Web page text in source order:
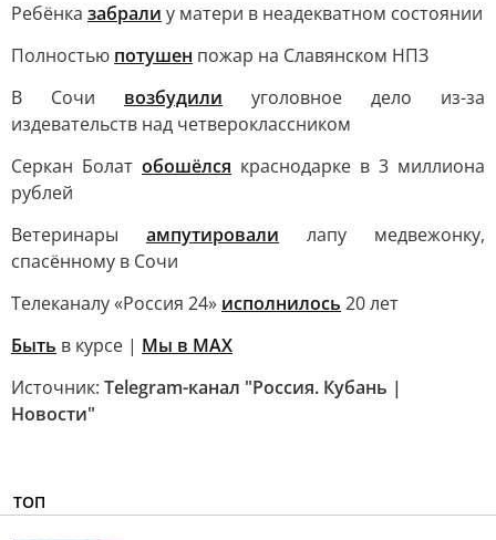
Ребёнка забрали у матери в неадекватном состоянии
Полностью потушен пожар на Славянском НПЗ
В Сочи возбудили уголовное дело из-за
издевательств над четвероклассником
Серкан Болат обошёлся краснодарке в 3 миллиона
рублей
Ветеринары ампутировали лапу медвежонку,
спасённому в Сочи
Телеканалу «Россия 24» исполнилось 20 лет
Быть в курсе | Мы в MAX
Источник: Telegram-канал "Россия. Кубань |
Новости"
ТОП